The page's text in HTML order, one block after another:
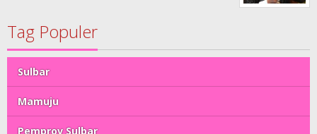
Tag Populer
Sulbar
Mamuju
Pemprov Sulbar